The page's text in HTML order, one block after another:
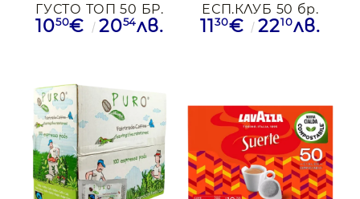
ГУСТО ТОП 50 БР.
1050€ 2054лв.
ЕСП.КЛУБ 50 бр.
под
1130€ 2210лв.